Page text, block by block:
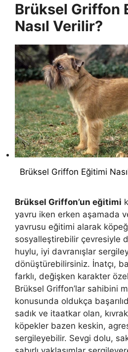
Brüksel Griffon
Nasıl Verilir?
Brüksel Griffon Eğitimi
Brüksel Griffon’un eğitimi
yavru iken erken aşamada
yavrusu eğitimi alarak
sosyalleştirebilir çevresiyle
huylu, iyi davranışlar
dönüştürebilirsiniz. İnatçı,
farklı, değişken karakter
Brüksel Griffon’lar sahibini
konusunda oldukça
sadık ve itaatkar olan,
köpekler bazen keskin,
sergileyebilir. Sevgi dolu,